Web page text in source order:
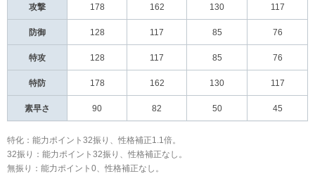
攻撃 178 162 130 117
防御 128 117 85 76
特攻 128 117 85 76
特防 178 162 130 117
素早さ 90 82 50 45
特化：能力ポイント32振り、性格補正1.1倍。
32振り：能力ポイント32振り、性格補正なし。
無振り：能力ポイント0、性格補正なし。